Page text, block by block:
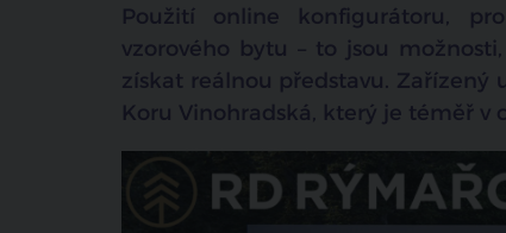
Použití online konfigurátoru,
vzorového bytu – to jsou
získat reálnou představu. Zařízený
Koru Vinohradská, který je téměř v